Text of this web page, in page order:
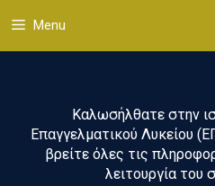
σε
περιεχόμενο
Menu
Καλωσήλθατε στην
Επαγγελματικού Λυκείου
βρείτε όλες τις
λειτουργία του